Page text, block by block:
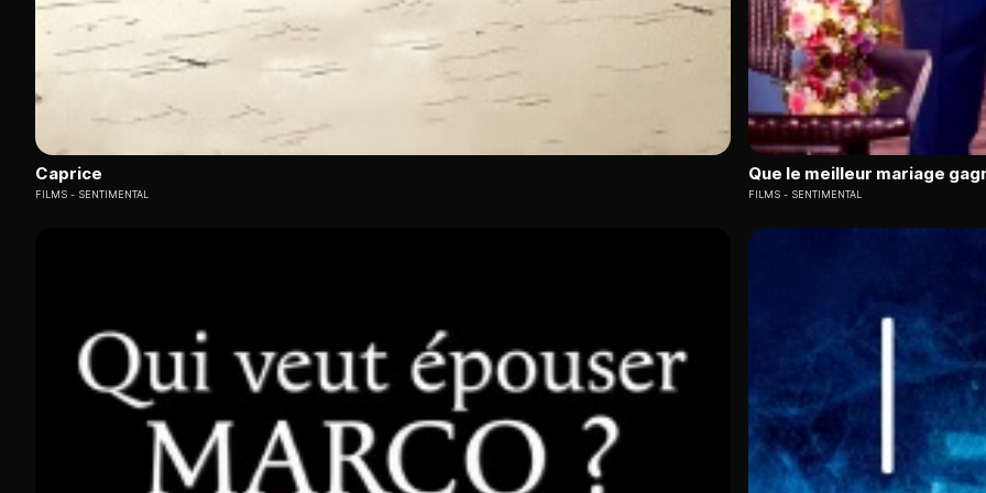
Caprice
FILMS SENTIMENTAL
Que le meilleur mariage
FILMS SENTIMENTAL